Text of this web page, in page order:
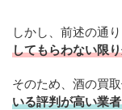
しかし、前述の通
してもらわない限
そのため、酒の買
いる評判が高い業